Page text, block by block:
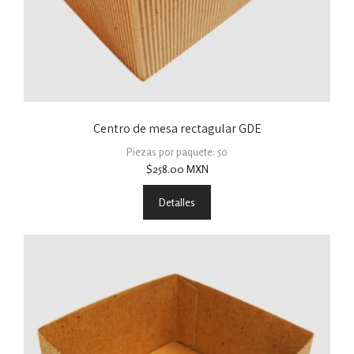
Centro de mesa rectagular GDE
Piezas por paquete: 50
$258.00 MXN
Detalles